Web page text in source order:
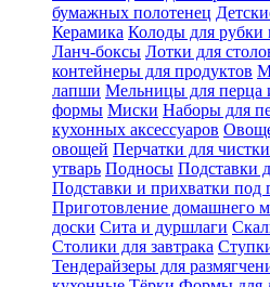
бумажных полотенец
Керамика Колоды для рубки
Ланч-боксы Лотки для
контейнеры для продуктов
лапши Мельницы для перца
формы Миски Наборы для
кухонных аксессуаров
овощей Перчатки для
утварь Подносы Подставки
Подставки и прихватки под
Приготовление домашнего
доски Сита и дуршлаги
Столики для завтрака
Тендерайзеры для